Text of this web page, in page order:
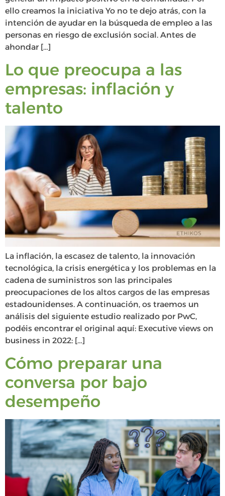
ello creamos la iniciativa Yo no te dejo atrás, con la
intención de ayudar en la búsqueda de empleo a las
personas en riesgo de exclusión social. Antes de
ahondar […]
Lo que preocupa a las
empresas: inflación y
talento
La inflación, la escasez de talento, la innovación
tecnológica, la crisis energética y los problemas en la
cadena de suministros son las principales
preocupaciones de los altos cargos de las empresas
estadounidenses. A continuación, os traemos un
análisis del siguiente estudio realizado por PwC,
podéis encontrar el original aquí: Executive views on
business in 2022: […]
Cómo preparar una
conversa por bajo
desempeño